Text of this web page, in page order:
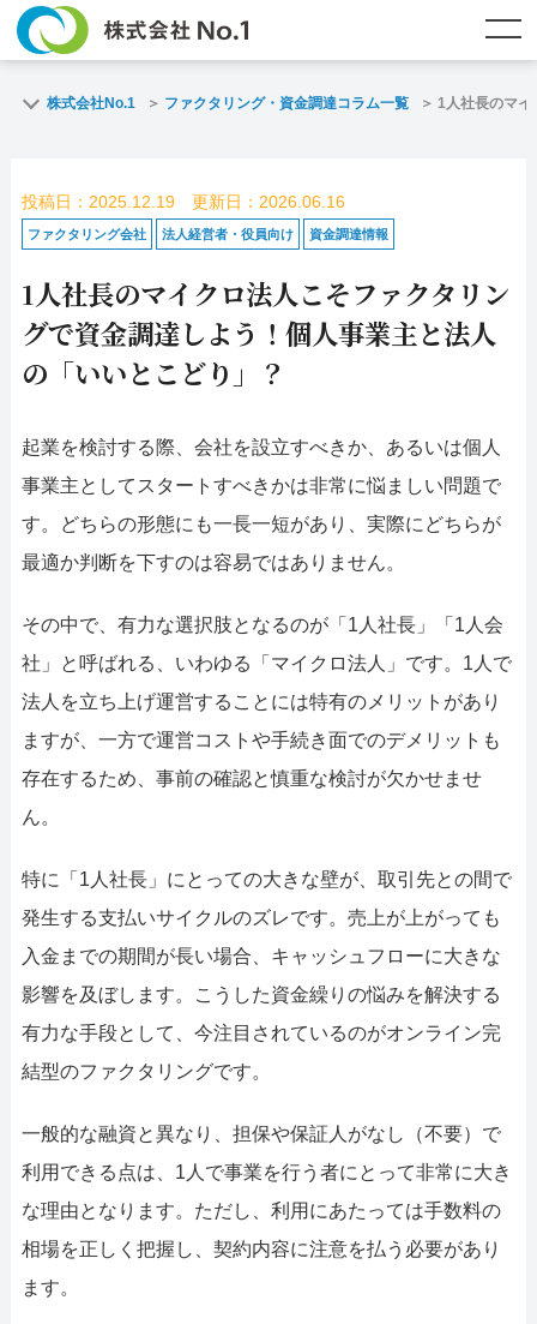
ファクタリングとは？
よくある質問 ファクタリング・資金調達コラム
企業情報 お問い合わせ
名古屋支店HP 福岡支店HP
お問合せ
査定依頼
お問い合わせ
052-414-4107 092-419-2433
ファクタリングで即日資金調達するための方法
ファクタリングで通りやすい会社はどういう会社？
株式会社No.1 ファクタリング・資金調達コラム一覧 1人社長のマイ
投稿日：2025.12.19 更新日：2026.06.16
ファクタリング会社 法人経営者・役員向け 資金調達情報
1人社長のマイクロ法人こそファクタリン
グで資金調達しよう！個人事業主と法人
の「いいとこどり」？
起業を検討する際、会社を設立すべきか、あるいは個人
事業主としてスタートすべきかは非常に悩ましい問題で
す。どちらの形態にも一長一短があり、実際にどちらが
最適か判断を下すのは容易ではありません。
その中で、有力な選択肢となるのが「1人社長」「1人会
社」と呼ばれる、いわゆる「マイクロ法人」です。1人で
法人を立ち上げ運営することには特有のメリットがあり
ますが、一方で運営コストや手続き面でのデメリットも
存在するため、事前の確認と慎重な検討が欠かせませ
ん。
特に「1人社長」にとっての大きな壁が、取引先との間で
発生する支払いサイクルのズレです。売上が上がっても
入金までの期間が長い場合、キャッシュフローに大きな
影響を及ぼします。こうした資金繰りの悩みを解決する
有力な手段として、今注目されているのがオンライン完
結型のファクタリングです。
一般的な融資と異なり、担保や保証人がなし（不要）で
利用できる点は、1人で事業を行う者にとって非常に大き
な理由となります。ただし、利用にあたっては手数料の
相場を正しく把握し、契約内容に注意を払う必要があり
ます。